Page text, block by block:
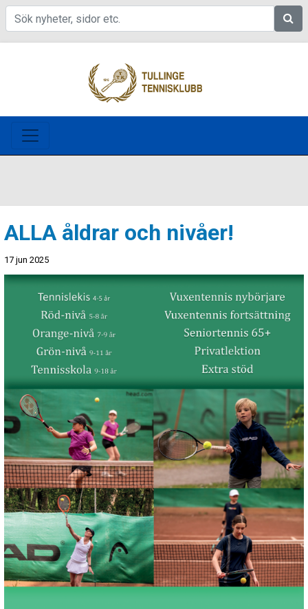
Sök
ALLA åldrar och nivåer!
17 jun 2025